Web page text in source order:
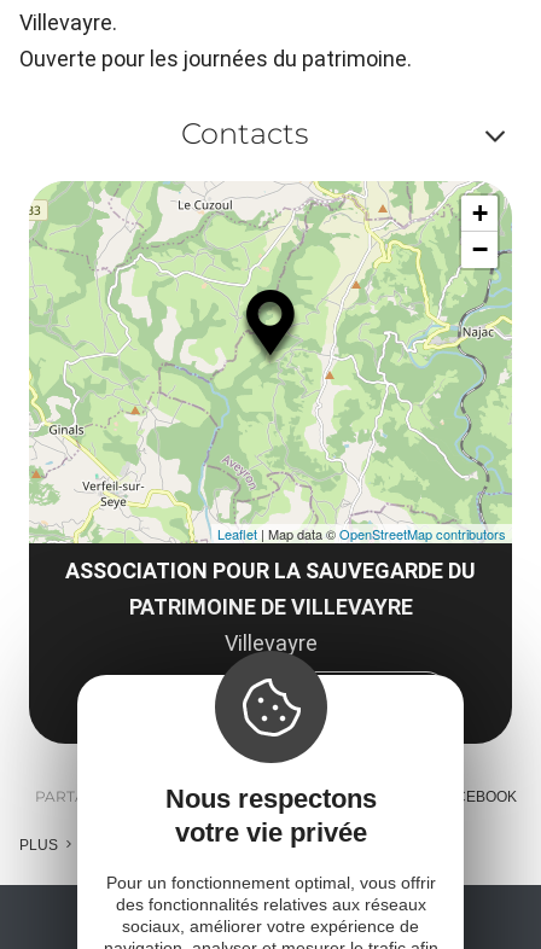
Villevayre.
Ouverte pour les journées du patrimoine.
Contacts
ou
ASSOCIATION POUR LA SAUVEGARDE DU
PATRIMOINE DE VILLEVAYRE
Villevayre
12270 Najac
Obtenir l'itinéraire
+
−
Leaflet | Map data ©OpenStreetMap contributors
PARTAGER : E-MAIL MESSENGER FACEBOOK
PLUS
Nous respectons
votre vie privée
Pour un fonctionnement optimal, vous offrir
des fonctionnalités relatives aux réseaux
sociaux, améliorer votre expérience de